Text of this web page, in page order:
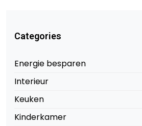
Categories
Energie besparen
Interieur
Keuken
Kinderkamer